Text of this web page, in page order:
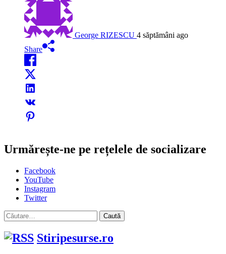
George RIZESCU 4 săptămâni ago
Share
Urmărește-ne pe rețelele de socializare
Facebook
YouTube
Instagram
Twitter
Caută
după:
Stiripesurse.ro